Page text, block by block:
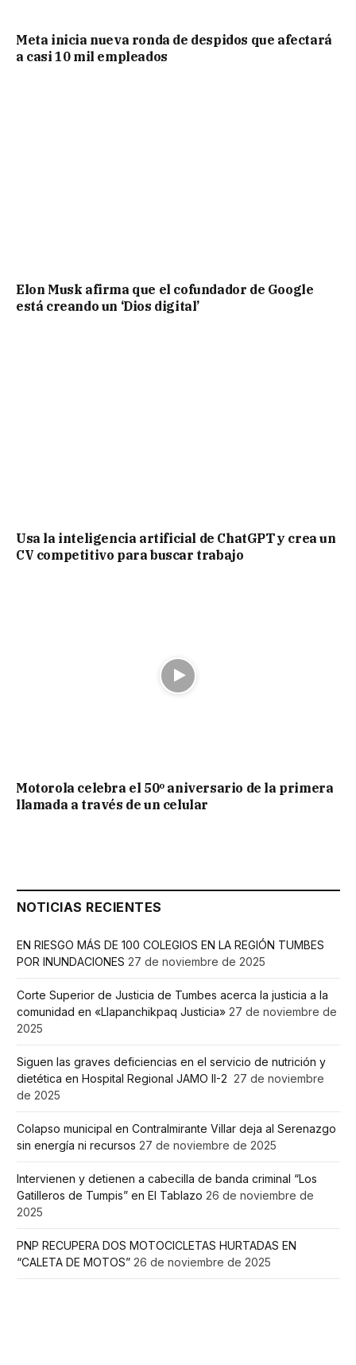
Meta inicia nueva ronda de despidos que afectará
a casi 10 mil empleados
Elon Musk afirma que el cofundador de Google
está creando un ‘Dios digital’
Usa la inteligencia artificial de ChatGPT y crea un
CV competitivo para buscar trabajo
Motorola celebra el 50º aniversario de la primera
llamada a través de un celular
NOTICIAS RECIENTES
EN RIESGO MÁS DE 100 COLEGIOS EN LA REGIÓN TUMBES
POR INUNDACIONES 27 de noviembre de 2025
Corte Superior de Justicia de Tumbes acerca la justicia a la
comunidad en «Llapanchikpaq Justicia» 27 de noviembre de
2025
Siguen las graves deficiencias en el servicio de nutrición y
dietética en Hospital Regional JAMO II-2 27 de noviembre
de 2025
Colapso municipal en Contralmirante Villar deja al Serenazgo
sin energía ni recursos 27 de noviembre de 2025
Intervienen y detienen a cabecilla de banda criminal “Los
Gatilleros de Tumpis” en El Tablazo 26 de noviembre de
2025
PNP RECUPERA DOS MOTOCICLETAS HURTADAS EN
“CALETA DE MOTOS” 26 de noviembre de 2025